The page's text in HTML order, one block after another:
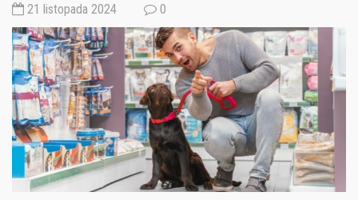
21 listopada 2024 0